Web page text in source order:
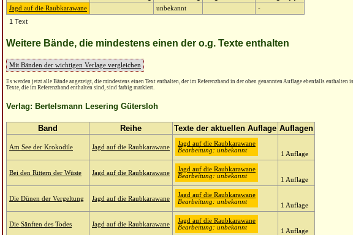
Jagd auf die Raubkarawane unbekannt -
1 Text
Weitere Bände, die mindestens einen der o.g. Texte enthalten
Mit Bänden der wichtigen Verlage vergleichen
Es werden jetzt alle Bände angezeigt, die mindestens einen Text enthalten, der im Referenzband in der oben genannten Auflage ebenfalls enthalten
Texte, die im Referenzband enthalten sind, sind farbig markiert.
Verlag: Bertelsmann Lesering Gütersloh
Band Reihe Texte der aktuellen Auflage Auflagen
Am See der Krokodile Jagd auf die Raubkarawane
Jagd auf die Raubkarawane
Bearbeitung: unbekannt
1 Auflage
Bei den Rittern der Wüste Jagd auf die Raubkarawane
Jagd auf die Raubkarawane
Bearbeitung: unbekannt
1 Auflage
Die Dünen der Vergeltung Jagd auf die Raubkarawane
Jagd auf die Raubkarawane
Bearbeitung: unbekannt
1 Auflage
Die Sänften des Todes Jagd auf die Raubkarawane
Jagd auf die Raubkarawane
Bearbeitung: unbekannt
1 Auflage